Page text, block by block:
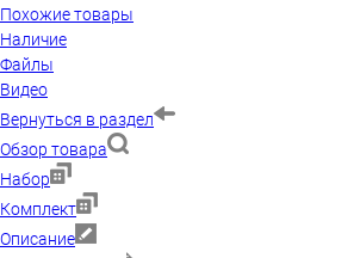
Похожие товары
Наличие
Файлы
Видео
Вернуться в раздел
Обзор товара
Набор
Комплект
Описание